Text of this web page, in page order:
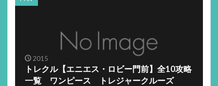
2015
トレクル【エニエス・ロビー門前】全10攻略
一覧 ワンピース トレジャークルーズ